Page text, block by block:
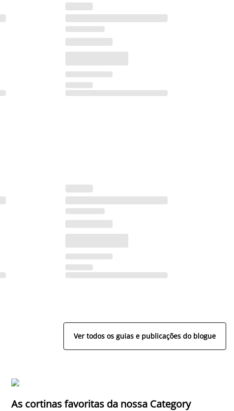
Ver todos os guias e publicações do blogue
As cortinas favoritas da nossa Category